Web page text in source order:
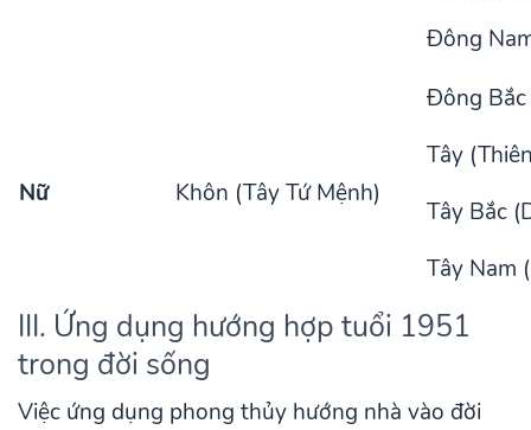
Đông
Nữ Khôn (Tây Tứ Mệnh)
Đông Bắc
Tây
Tây Bắc
Tây Nam
III. Ứng dụng hướng hợp tuổi 1951
trong đời sống
Việc ứng dụng phong thủy hướng nhà vào đời